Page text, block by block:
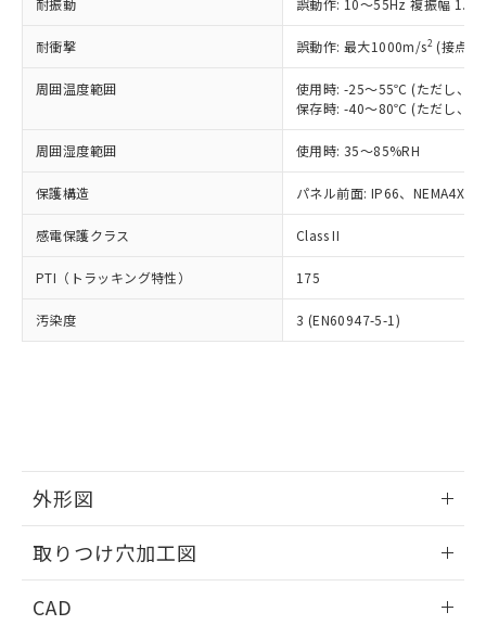
耐振動 誤動作: 10～55Hz 複振幅
耐衝撃 誤動作: 最大1000m/s2 (接点
周囲温度範囲
使用時: -25～55℃ (ただし、氷
保存時: -40～80℃ (ただし、氷
周囲湿度範囲 使用時: 35～85%RH
保護構造 パネル前面: IP66、NEMA4X,
感電保護クラス Class II
PTI（トラッキング特性） 175
汚染度 3 (EN60947-5-1)
外形図
取りつけ穴加工図
CAD
正式な納期状況および標準価格はお客
様のお取引先、またはお客様担当のオ
ムロン制御機器販売店・当社販売員に
オムロン制御機器販売店や当社販売拠
販売ネットワーク
」をご確認
在庫状況および標準価格結果を当社の
事前の承諾なく第三者に漏洩または開
示しないようお願いします。
マイパーツ機能（部品リスト作成サー
ビス）をご利用いただくには、I-Web
メンバーズにご登録されている必要が
お客様が当ウェブサイト上で当社にご
指します。
但し、RoHS指令で産業用監視および制御機器に対する
適用除外項目は除く。
フタル酸エステル類の４物質については閾値を超える意
図的な使用がないことを確認しています。
部品在庫の切り替え状況などにより、予定
月が前後することがあります。
※3 非含有証明書ダウンロード
51物質の非含有証明書（当社基準）
※本証明書は発行日時点で非含有を証明す
るもので、過去に遡って非含有を証明する
ものではありません。
また、RoHS指令のフタル酸エステル類４
DBP(フタル酸ジブチル) : 1000ppm、 DIBP(フタル酸ジ
イソブチル) : 1000ppm、 BBP(フタル酸ブチルベンジ
DEHP(フタル酸ビス(2-エチルヘキシル)) : 1000ppm
準値以下であることを示します。
「10」：通常の使用状況下において有害物
質が外部に漏えいし、環境に深刻な影響を
及ぼさない年数を意味します。
「－」：未確認です。当社販売部門へお問
全に破砕するなど、違法に輸出されな
いよう必要な手段を講じます。
当社は貴社製品を、核兵器、ミサイ
ル、化学兵器、生物兵器またはその他
武器並びにこれらの製造装置等に一切
当社は、貴社製品を第三者に販売する
場合は、上記1、2および3の内容を当
該第三者に通知します。また当社は、
販売先および販売に係わる関係者が違
法に輸出するおそれがある場合は、取
り引きをいたしません。
一定数には満たないが在庫あり
－
在庫なし(最新の在庫状況につ
いては、お客様のお取引先、ま
たはお客様担当のオムロン制御
機器販売店・当社販売員にご確
空
受注生産機種、また在庫状況の
情報を公開していない機種